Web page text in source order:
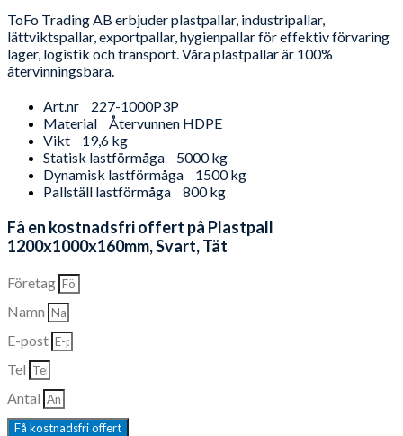
ToFo Trading AB erbjuder plastpallar, industripallar,
lättviktspallar, exportpallar, hygienpallar för effektiv förvaring
lager, logistik och transport. Våra plastpallar är 100%
återvinningsbara.
Art.nr
227-1000P3P
Material
Återvunnen HDPE
Vikt
19,6 kg
Statisk lastförmåga
5000 kg
Dynamisk lastförmåga
1500 kg
Pallställ lastförmåga
800 kg
Få en kostnadsfri offert på Plastpall
1200x1000x160mm, Svart, Tät
Företag
Namn
E-post
Tel
Antal
Få kostnadsfri offert